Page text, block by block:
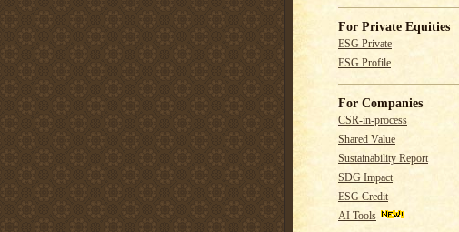
For Private Equities
ESG Private
ESG Profile
For Companies
CSR-in-process
Shared Value
Sustainability Report
SDG Impact
ESG Credit
AI Tools